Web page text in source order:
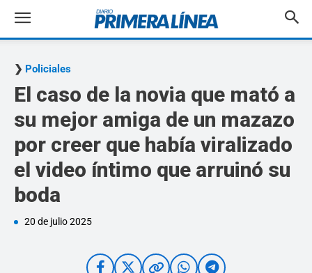
Policiales
El caso de la novia que mató a
su mejor amiga de un mazazo
por creer que había viralizado
el video íntimo que arruinó su
boda
20 de julio 2025